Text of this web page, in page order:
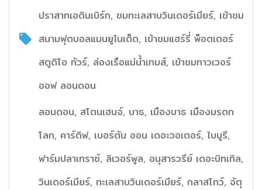
ปราสาทเอดินเบิร์ก, ชมทะเลสาบวินเดอร์เมียร์, เข้าชม
สนามฟุตบอลแมนยูไนเต็ด, เข้าชมแฮร์รี่ พ็อตเตอร์
สตูดิโอ ทัวร์, ล่องเรือแม่น้ำเทมส์, เข้าชมทาวเวอร์
ออฟ ลอนดอน
ลอนดอน, สโตนเฮนจ์, บาธ, เมืองบาธ เมืองมรดก
โลก, คาร์ดิฟ, เบอร์ตัน ออน เดอะวอเตอร์, ไบบูรี,
ฟาร์มปลาเทราซ์, ลิเวอร์พูล, อนุสารวรีย์ เดอะบิทเทิล,
วินเดอร์เมียร์, ทะเลสาบวินเดอร์เมียร์, กลาสโกว์, จัตุ